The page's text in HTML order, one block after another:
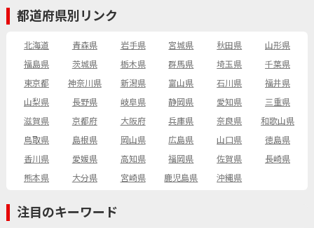
都道府県別リンク
北海道 青森県 岩手県 宮城県 秋田県
山形県
福島県
茨城県 栃木県 群馬県 埼玉県
千葉県
東京都
神奈川県 新潟県 富山県 石川県
福井県
山梨県
長野県 岐阜県 静岡県 愛知県
三重県
滋賀県
京都府 大阪府 兵庫県 奈良県
和歌山県
鳥取県
島根県 岡山県 広島県 山口県
徳島県
香川県
愛媛県 高知県 福岡県 佐賀県
長崎県
熊本県
大分県 宮崎県 鹿児島県 沖縄県
注目のキーワード